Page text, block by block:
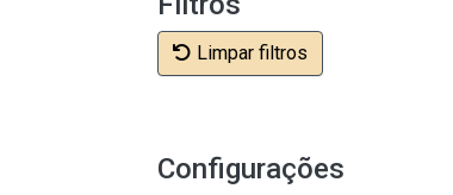
Limpar filtros
Configurações